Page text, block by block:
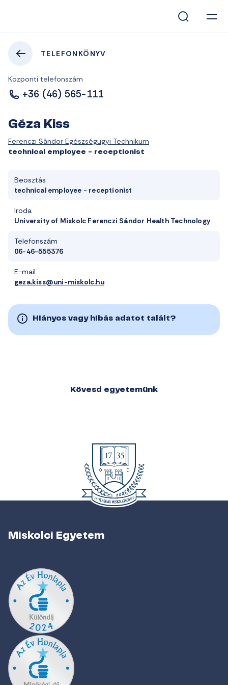
TELEFONKÖNYV
Központi telefonszám
+36 (46) 565-111
Géza Kiss
Ferenczi Sándor Egészségügyi Technikum
technical employee - receptionist
Beosztás
technical employee - receptionist
Iroda
University of Miskolc Ferenczi Sándor Health Technology
Telefonszám
06-46-555376
E-mail
geza.kiss@uni-miskolc.hu
Hiányos vagy hibás adatot talált?
Kövesd egyetemünk
Miskolci Egyetem